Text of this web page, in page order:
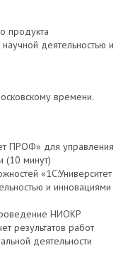
продукта
деятельностью и
времени.
ПРОФ» для управления
(10 минут)
«1С:Университет
и инновациями
НИОКР
результатов работ
деятельности